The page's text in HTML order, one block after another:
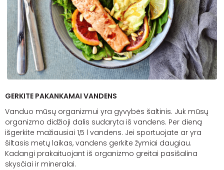
GERKITE PAKANKAMAI VANDENS
Vanduo mūsų organizmui yra gyvybės šaltinis. Juk mūsų
organizmo didžioji dalis sudaryta iš vandens. Per dieną
išgerkite mažiausiai 1,5 l vandens. Jei sportuojate ar yra
šiltasis metų laikas, vandens gerkite žymiai daugiau.
Kadangi prakaituojant iš organizmo greitai pasišalina
skysčiai ir mineralai.